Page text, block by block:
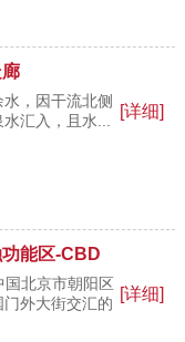
，因干流北侧
汇入，且水...
[详细]
能区-CBD
国北京市朝阳区
外大街交汇的 [详细]